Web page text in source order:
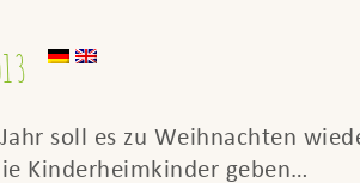
soll es zu Weihnachten
Kinderheimkinder geben…